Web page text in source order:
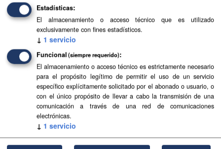
Agricultura, Ganadería, Pesca y Soberanía
Alimentaria
Consejería de Agricultura, Ganadería, Pesca y Soberanía Aliment
aria del Gobierno de Canarias
Estadísticas
El almacenamiento o acceso técnico que es utilizado
exclusivamente con fines estadísticos.
↓ 1 servicio
Funcional (siempre requerido)
El almacenamiento o acceso técnico es estrictamente necesario
para el propósito legítimo de permitir el uso de un servicio
específico explícitamente solicitado por el abonado o usuario, o
con el único propósito de llevar a cabo la transmisión de una
comunicación a través de una red de comunicaciones
electrónicas.
↓ 1 servicio